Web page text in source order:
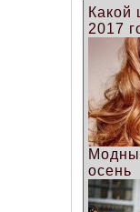
Какой
2017
осень